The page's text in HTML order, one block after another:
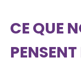
CE QUE